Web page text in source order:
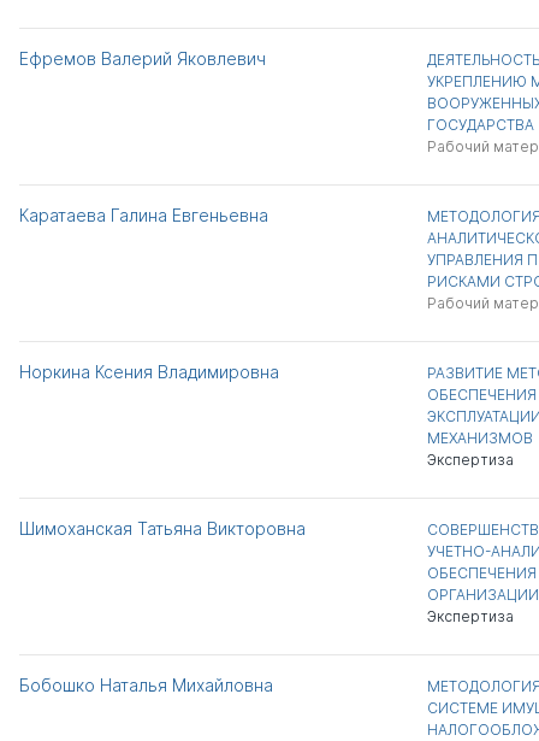
Ефремов Валерий Яковлевич
УКРЕПЛЕНИЮ
ГОСУДАРСТВА
Рабочий
Каратаева Галина Евгеньевна
УПРАВЛЕНИЯ
РИСКАМИ
Рабочий
Норкина Ксения Владимировна
РАЗВИТИЕ
ОБЕСПЕЧЕНИЯ
МЕХАНИЗМОВ
Экспертиза
Шимоханская Татьяна Викторовна
УЧЕТНО-
ОРГАНИЗАЦИИ
Экспертиза
Бобошко Наталья Михайловна
СИСТЕМЕ